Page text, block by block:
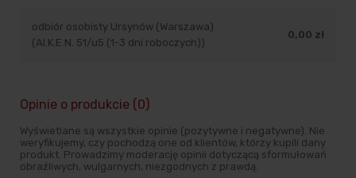
odbiór osobisty Ursynów (Warszawa)
(Al.K.E.N. 51/u5 (1-3 dni roboczych))
0,00 zł
Opinie o produkcie (0)
Wyświetlane są wszystkie opinie (pozytywne i negatywne). Nie
weryfikujemy, czy pochodzą one od klientów, którzy kupili dany
produkt. Prowadzimy moderację opinii dotyczącą sformułowań
obraźliwych, wulgarnych, niezgodnych z prawdą.